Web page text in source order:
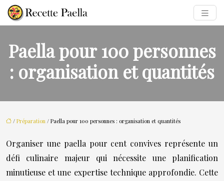
Paella pour 100 personnes
: organisation et quantités
/ Préparation / Paella pour 100 personnes : organisation et quantités
Organiser une paella pour cent convives représente un
défi culinaire majeur qui nécessite une planification
minutieuse et une expertise technique approfondie. Cette